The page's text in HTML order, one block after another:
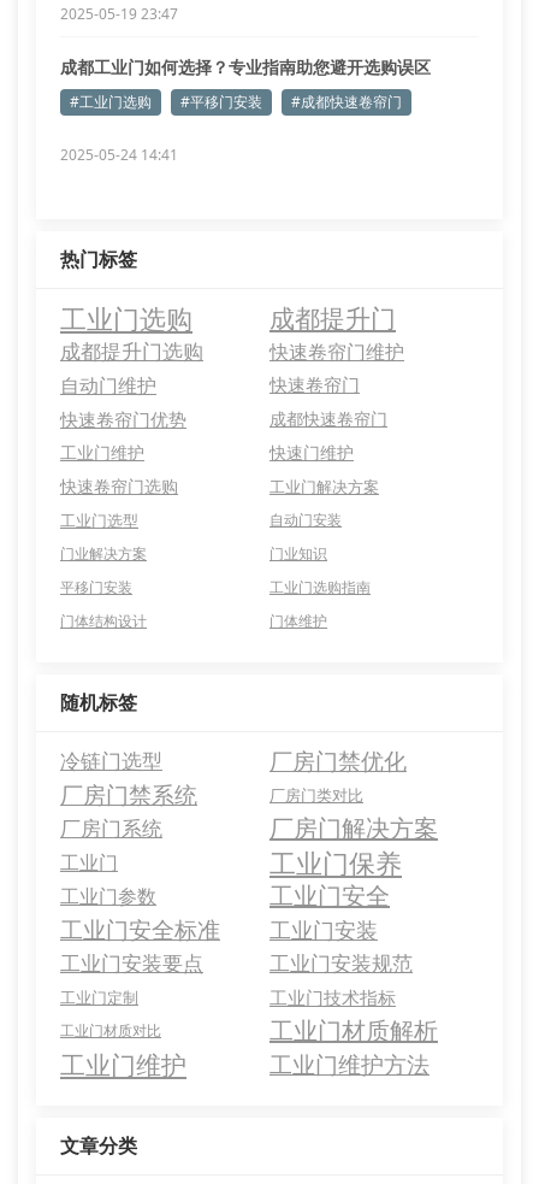
2025-05-19 23:47
成都工业门如何选择？专业指南助您避开选购误区
#工业门选购 #平移门安装 #成都快速卷帘门
2025-05-24 14:41
热门标签
工业门选购 成都提升门
成都提升门选购
快速卷帘门维护
自动门维护
快速卷帘门
快速卷帘门优势
成都快速卷帘门
工业门维护
快速门维护
快速卷帘门选购
工业门解决方案
工业门选型
自动门安装
门业解决方案
门业知识
平移门安装
工业门选购指南
门体结构设计
门体维护
随机标签
冷链门选型
厂房门禁优化
厂房门禁系统
厂房门类对比
厂房门系统 厂房门解决方案
工业门 工业门保养
工业门参数 工业门安全
工业门安全标准 工业门安装
工业门安装要点 工业门安装规范
工业门定制 工业门技术指标
工业门材质对比 工业门材质解析
工业门维护 工业门维护方法
文章分类